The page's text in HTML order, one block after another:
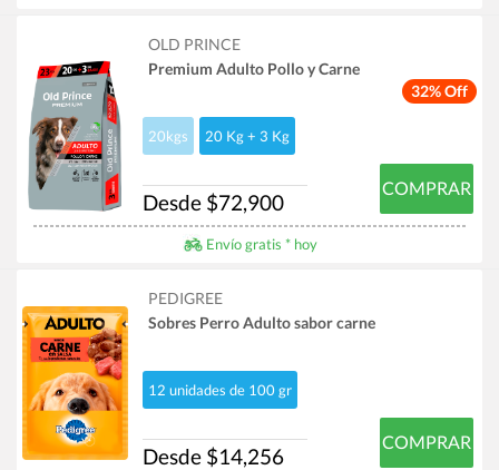
32% Off
OLD PRINCE
Premium Adulto Pollo y Carne
20kgs 20 Kg + 3 Kg
Desde $72,900
COMPRAR
Envío gratis * hoy
PEDIGREE
Sobres Perro Adulto sabor carne
12 unidades de 100 gr
Desde $14,256
COMPRAR